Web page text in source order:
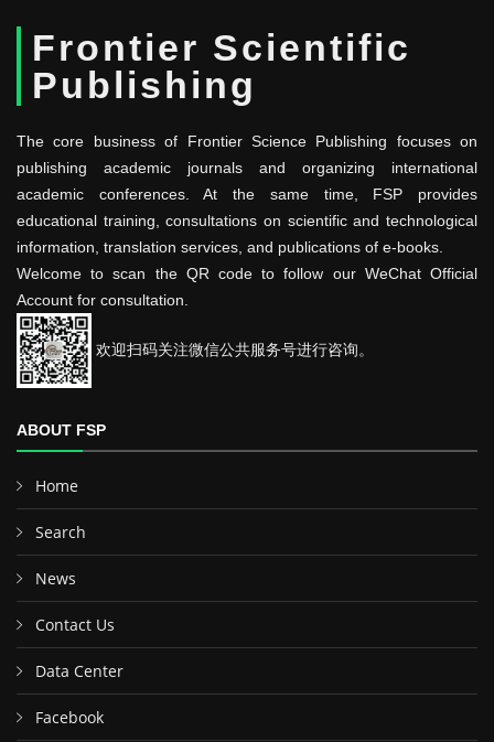
Frontier Scientific
Publishing
The core business of Frontier Science Publishing focuses on
publishing academic journals and organizing international
academic conferences. At the same time, FSP provides
educational training, consultations on scientific and technological
information, translation services, and publications of e-books.
Welcome to scan the QR code to follow our WeChat Official
Account for consultation.
欢迎扫码关注微信公共服务号进行咨询。
ABOUT FSP
Home
Search
News
Contact Us
Data Center
Facebook